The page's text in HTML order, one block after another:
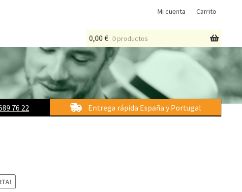
Mi cuenta Carrito
0,00€ 0 productos
76 22 Entrega rápida España y Portugal